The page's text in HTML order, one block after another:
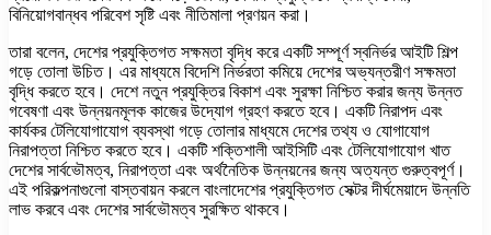
বিনিয়োগবান্ধব পরিবেশ সৃষ্টি এবং নীতিমালা প্রণয়ন করা।
তারা বলেন, দেশের প্রযুক্তিগত সক্ষমতা বৃদ্ধি করে একটি সম্পূর্ণ স্বনির্ভর আইটি শিল্প
গড়ে তোলা উচিত। এর মাধ্যমে বিদেশি নির্ভরতা কমিয়ে দেশের অভ্যন্তরীণ সক্ষমতা
বৃদ্ধি করতে হবে। দেশে নতুন প্রযুক্তির বিকাশ এবং সুরক্ষা নিশ্চিত করার জন্য উন্নত
গবেষণা এবং উন্নয়নমূলক কাজের উদ্যোগ গ্রহণ করতে হবে। একটি নিরাপদ এবং
কার্যকর টেলিযোগাযোগ ব্যবস্থা গড়ে তোলার মাধ্যমে দেশের তথ্য ও যোগাযোগ
নিরাপত্তা নিশ্চিত করতে হবে। একটি শক্তিশালী আইসিটি এবং টেলিযোগাযোগ খাত
দেশের সার্বভৌমত্ব, নিরাপত্তা এবং অর্থনৈতিক উন্নয়নের জন্য অত্যন্ত গুরুত্বপূর্ণ।
এই পরিকল্পনাগুলো বাস্তবায়ন করলে বাংলাদেশের প্রযুক্তিগত সেক্টর দীর্ঘমেয়াদে উন্নতি
লাভ করবে এবং দেশের সার্বভৌমত্ব সুরক্ষিত থাকবে।